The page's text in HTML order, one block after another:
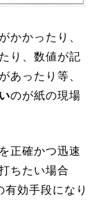
かかったり、
り、数値が記
あったり等、
のが紙の現場
正確かつ迅速
ちたい場合
有効手段になり